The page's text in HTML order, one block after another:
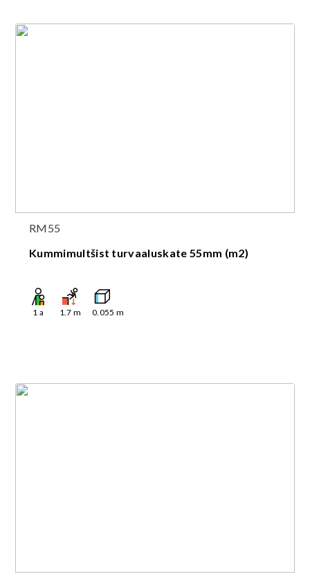
RM55
Kummimultšist turvaaluskate 55mm (m2)
1 a 1.7 m 0.055 m